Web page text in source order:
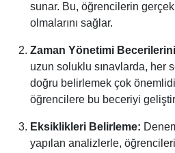
sunar. Bu, öğrencilerin
olmalarını sağlar.
Zaman Yönetimi
uzun soluklu sınavlarda, her
doğru belirlemek çok
öğrencilere bu beceriyi
Eksiklikleri Belirleme:
yapılan analizlerle,